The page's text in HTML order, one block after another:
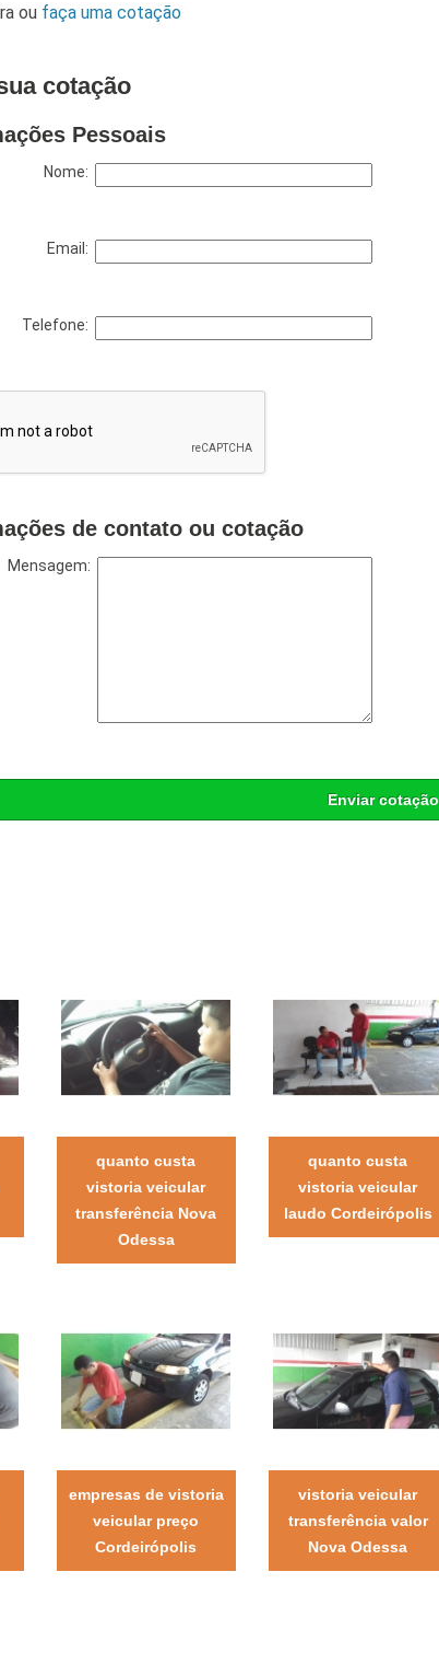
ou faça uma cotação
cotação
Pessoais
Nome:
Email:
Telefone:
de contato ou cotação
Mensagem:
Enviar cotação
quanto custa
vistoria veicular
transferência Nova
Odessa
quanto custa
vistoria veicular
laudo Cordeirópolis
empresas de vistoria
veicular preço
Cordeirópolis
vistoria veicular
transferência valor
Nova Odessa